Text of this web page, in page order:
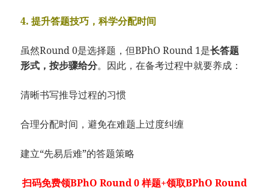
4. 提升答题技巧，科学分配时间
虽然Round 0是选择题，但BPhO Round 1是长答题
形式，按步骤给分。因此，在备考过程中就要养成：
清晰书写推导过程的习惯
合理分配时间，避免在难题上过度纠缠
建立“先易后难”的答题策略
扫码免费领BPhO Round 0 样题+领取BPhO Round